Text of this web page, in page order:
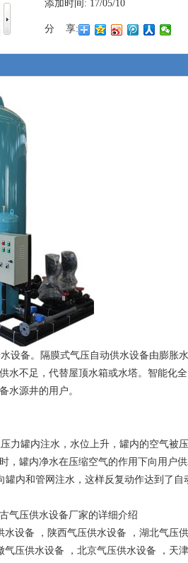
添加时间: 17/05/10
分 享:
设备。隔膜式气压自动供水设备由膨胀
水不足，代替屋顶水箱或水塔。智能化
水源井的用户。
力罐内注水，水位上升，罐内的空气被
，罐内净水在压缩空气的作用下向用户
内和管网注水，这样反复动作达到了自
气压供水设备厂家的详细介绍
水设备 ， 陕西气压供水设备 ， 湖北气压
气压供水设备 ， 北京气压供水设备 ， 天